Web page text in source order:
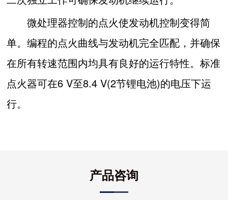
微处理器控制的点火使发动机控制变得简
单。编程的点火曲线与发动机完全匹配，并确保
在所有转速范围内均具有良好的运行特性。标准
点火器可在6 V至8.4 V(2节锂电池)的电压下运
行。
产品咨询